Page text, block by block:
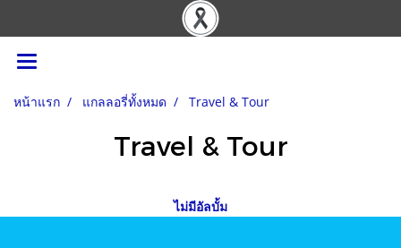
หน้าแรก แกลลอรี่ทั้งหมด Travel & Tour
Travel & Tour
ไม่มีอัลบั้ม